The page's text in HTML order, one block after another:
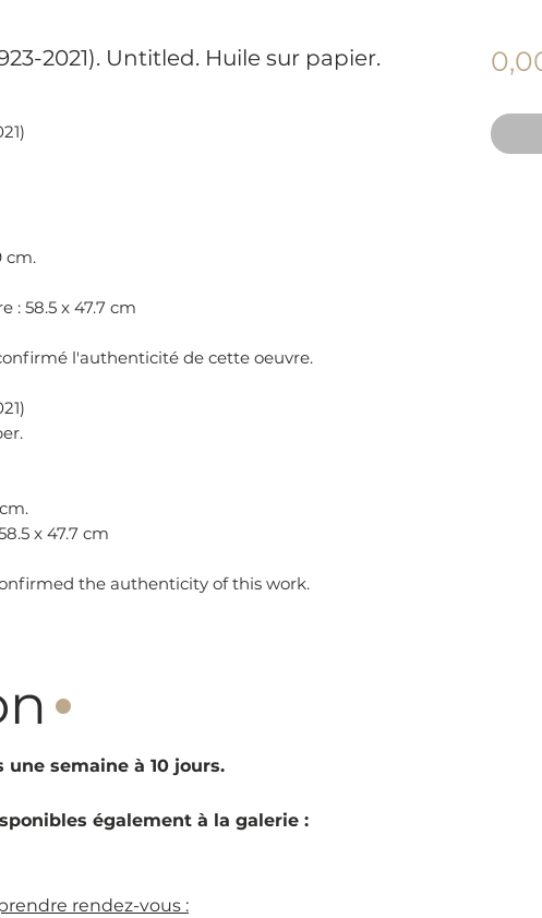
2021). Untitled. Huile sur papier.
cm.
: 58.5 x 47.7 cm
l'authenticité de cette oeuvre.
x 47.7 cm
the authenticity of this work.
·
semaine à 10 jours.
également à la galerie :
rendez-vous :